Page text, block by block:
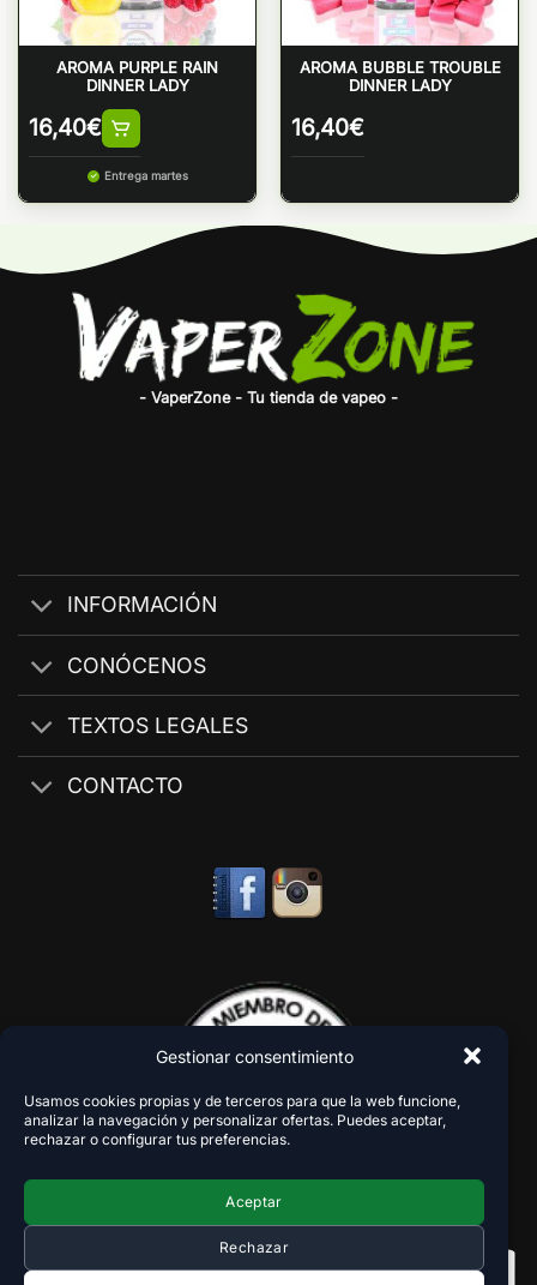
Gestionar consentimiento
Usamos cookies propias y de terceros para que la web funcione,
analizar la navegación y personalizar ofertas. Puedes aceptar,
rechazar o configurar tus preferencias.
Aceptar
Rechazar
AROMA PURPLE RAIN
DINNER LADY
16,40€
Entrega martes
AROMA BUBBLE TROUBLE
DINNER LADY
16,40€
- VaperZone - Tu tienda de vapeo -
INFORMACIÓN
CONÓCENOS
TEXTOS LEGALES
CONTACTO